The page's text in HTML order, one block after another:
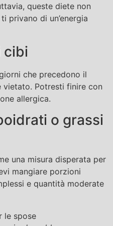
queste diete non
privano di un’energia
cibi
che precedono il
vietato. Potresti finire con
allergica.
o grassi
una misura disperata per
mangiare porzioni
e quantità moderate